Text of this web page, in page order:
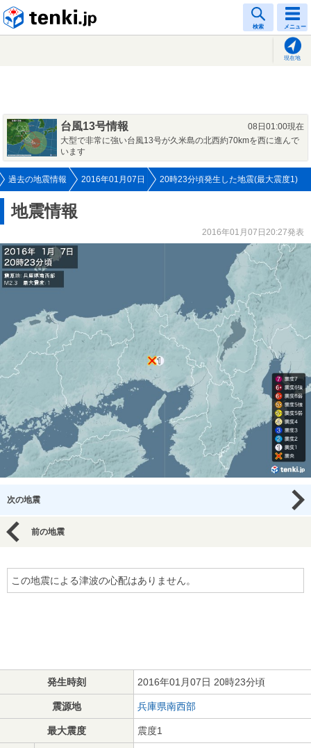
検索 メニュー
現在地
台風13号情報
08日01:00現在
大型で非常に強い台風13号が久米島の北西約70kmを西に進んで
います
過去の地震情報 2016年01月07日 20時23分頃発生した地震(最大震度1)
地震情報
2016年01月07日20:27発表
次の地震
前の地震
この地震による津波の心配はありません。
発生時刻 2016年01月07日 20時23分頃
震源地 兵庫県南西部
最大震度 震度1